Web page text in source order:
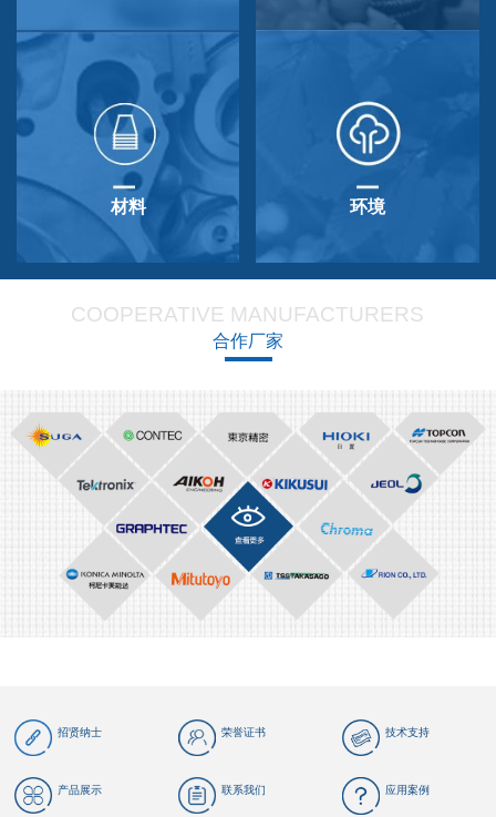
材料 环境
COOPERATIVE MANUFACTURERS
合作厂家
招贤纳士 荣誉证书 技术支持
产品展示 联系我们 应用案例